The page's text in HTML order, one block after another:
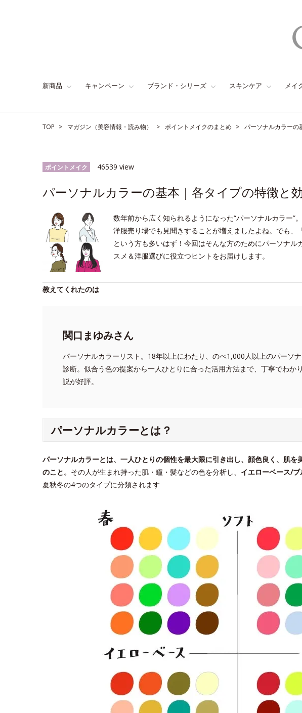
新商品 キャンペーン ブランド・シリーズ スキンケア メイ
TOP マガジン（美容情報・読み物） ポイントメイクのまとめ パーソナルカラーの
ポイントメイク 46539 view
パーソナルカラーの基本｜各タイプの特徴と
数年前から広く知られるようになった“パーソナルカラー”
洋服売り場でも見聞きすることが増えましたよね。でも、
という方も多いはず！今回はそんな方のためにパーソナ
スメ＆洋服選びに役立つヒントをお届けします。
教えてくれたのは
関口まゆみさん
パーソナルカラーリスト。18年以上にわたり、のべ1,000人以上のパーソ
診断。似合う色の提案から一人ひとりに合った活用方法まで、丁寧でわか
説が好評。
パーソナルカラーとは？
パーソナルカラーとは、一人ひとりの個性を最大限に引き出し、顔色良く、肌
のこと。 その人が生まれ持った肌・瞳・髪などの色を分析し、 イエローベース/
夏秋冬の4つのタイプに分類されます